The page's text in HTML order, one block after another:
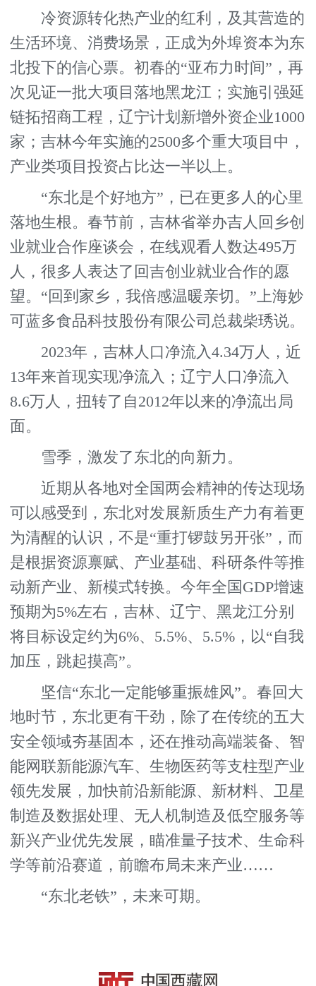
冷资源转化热产业的红利，及其营造的
生活环境、消费场景，正成为外埠资本为东
北投下的信心票。初春的“亚布力时间”，再
次见证一批大项目落地黑龙江；实施引强延
链拓招商工程，辽宁计划新增外资企业1000
家；吉林今年实施的2500多个重大项目中，
产业类项目投资占比达一半以上。
“东北是个好地方”，已在更多人的心里
落地生根。春节前，吉林省举办吉人回乡创
业就业合作座谈会，在线观看人数达495万
人，很多人表达了回吉创业就业合作的愿
望。“回到家乡，我倍感温暖亲切。”上海妙
可蓝多食品科技股份有限公司总裁柴琇说。
2023年，吉林人口净流入4.34万人，近
13年来首现实现净流入；辽宁人口净流入
8.6万人，扭转了自2012年以来的净流出局
面。
雪季，激发了东北的向新力。
近期从各地对全国两会精神的传达现场
可以感受到，东北对发展新质生产力有着更
为清醒的认识，不是“重打锣鼓另开张”，而
是根据资源禀赋、产业基础、科研条件等推
动新产业、新模式转换。今年全国GDP增速
预期为5%左右，吉林、辽宁、黑龙江分别
将目标设定约为6%、5.5%、5.5%，以“自我
加压，跳起摸高”。
坚信“东北一定能够重振雄风”。春回大
地时节，东北更有干劲，除了在传统的五大
安全领域夯基固本，还在推动高端装备、智
能网联新能源汽车、生物医药等支柱型产业
领先发展，加快前沿新能源、新材料、卫星
制造及数据处理、无人机制造及低空服务等
新兴产业优先发展，瞄准量子技术、生命科
学等前沿赛道，前瞻布局未来产业……
“东北老铁”，未来可期。